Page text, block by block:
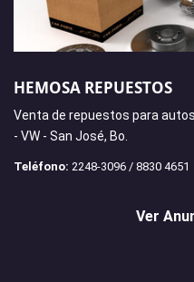
HEMOSA REPUESTOS
Venta de repuestos para
- VW - San José, Bo.
Teléfono: 2248-3096 / 8830 4651
Ver